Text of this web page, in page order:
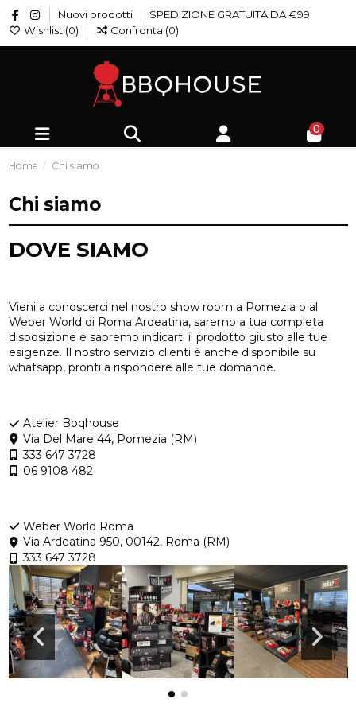
Nuovi prodotti
SPEDIZIONE GRATUITA DA €99
Wishlist (0) Confronta (0)
0
Home Chi siamo
Chi siamo
DOVE SIAMO
Vieni a conoscerci nel nostro show room a Pomezia o al
Weber World di Roma Ardeatina, saremo a tua completa
disposizione e sapremo indicarti il prodotto giusto alle tue
esigenze. Il nostro servizio clienti è anche disponibile su
whatsapp, pronti a rispondere alle tue domande.
Atelier Bbqhouse
Via Del Mare 44, Pomezia (RM)
333 647 3728
06 9108 482
Weber World Roma
Via Ardeatina 950, 00142, Roma (RM)
333 647 3728